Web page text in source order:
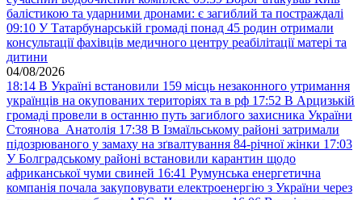
балістикою та ударними дронами: є загиблий та постраждалі
09:10 У Татарбунарській громаді понад 45 родин отримали
консультації фахівців медичного центру реабілітації матері та
дитини
04/08/2026
18:14 В Україні встановили 159 місць незаконного утримання
українців на окупованих територіях та в рф 17:52 В Арцизькій
громаді провели в останню путь загиблого захисника України
Стоянова Анатолія 17:38 В Ізмаїльському районі затримали
підозрюваного у замаху на зґвалтування 84-річної жінки 17:03
У Болградському районі встановили карантин щодо
африканської чуми свиней 16:41 Румунська енергетична
компанія почала закуповувати електроенергію з України через